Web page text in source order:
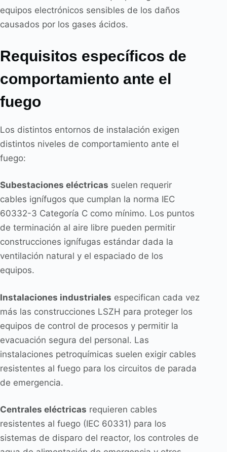
equipos electrónicos sensibles de los daños
causados por los gases ácidos.
Requisitos específicos de
comportamiento ante el
fuego
Los distintos entornos de instalación exigen
distintos niveles de comportamiento ante el
fuego:
Subestaciones eléctricas suelen requerir
cables ignífugos que cumplan la norma IEC
60332-3 Categoría C como mínimo. Los puntos
de terminación al aire libre pueden permitir
construcciones ignífugas estándar dada la
ventilación natural y el espaciado de los
equipos.
Instalaciones industriales especifican cada vez
más las construcciones LSZH para proteger los
equipos de control de procesos y permitir la
evacuación segura del personal. Las
instalaciones petroquímicas suelen exigir cables
resistentes al fuego para los circuitos de parada
de emergencia.
Centrales eléctricas requieren cables
resistentes al fuego (IEC 60331) para los
sistemas de disparo del reactor, los controles de